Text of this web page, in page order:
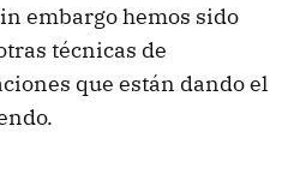
embargo hemos sido
técnicas de
que están dando el